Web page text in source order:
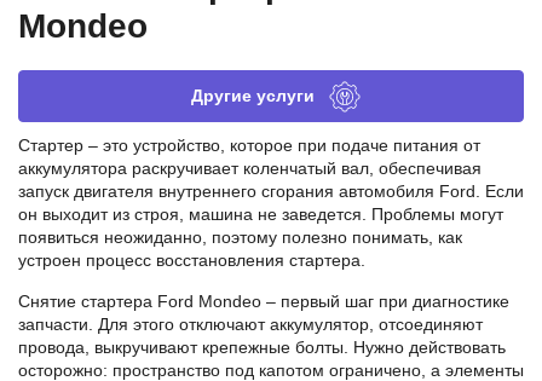
+375 (17) 373-97-09
+375 (29) 262-61-18
info@modnikov.com
Mondeo
Другие услуги
Стартер – это устройство, которое при подаче питания от
аккумулятора раскручивает коленчатый вал, обеспечивая
запуск двигателя внутреннего сгорания автомобиля Ford. Если
он выходит из строя, машина не заведется. Проблемы могут
появиться неожиданно, поэтому полезно понимать, как
устроен процесс восстановления стартера.
Снятие стартера Ford Mondeo – первый шаг при диагностике
запчасти. Для этого отключают аккумулятор, отсоединяют
провода, выкручивают крепежные болты. Нужно действовать
осторожно: пространство под капотом ограничено, а элементы